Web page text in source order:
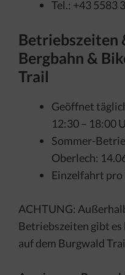
Tel.: +43 5583
Betriebszeiten
Bergbahn &
Trail
Geöffnet
12:30 – 18:00
Sommer-
Oberlech:
Einzelfahrt pro
ACHTUNG:
Betriebszeiten gibt
auf dem Burgwald